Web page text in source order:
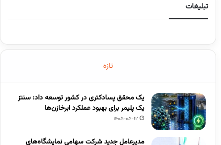
تبلیغات
تازه
یک محقق پسادکتری در کشور توسعه داد: سنتز
یک پلیمر برای بهبود عملکرد ابرخازن‌ها
1405-05-12
مدیرعامل جدید شرکت سهامی نمایشگاه‌های